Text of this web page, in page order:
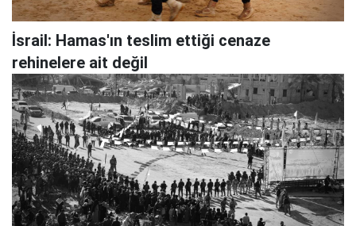
İsrail: Hamas'ın teslim ettiği cenaze
rehinelere ait değil